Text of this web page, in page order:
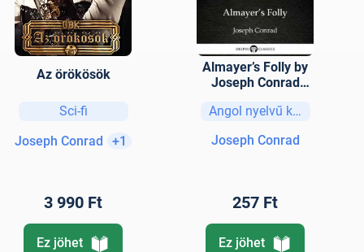
Az örökösök
Sci-fi
Joseph Conrad
+1
3 990 Ft
Ez jöhet
Almayer’s Folly by
Joseph Conrad
Angol nyelvű könyvek
Joseph Conrad
257 Ft
Ez jöhet